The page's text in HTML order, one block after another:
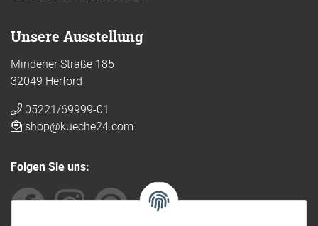
Unsere Ausstellung
Mindener Straße 185
32049 Herford
05221/69999-01
shop@kueche24.com
Folgen Sie uns: